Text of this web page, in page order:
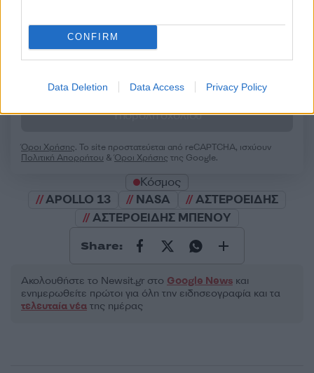
CONFIRM
Data Deletion Data Access Privacy Policy
2000 /2000
Υποβολή σχολίου
Όροι Χρήσης. Το site προστατεύεται από reCAPTCHA, ισχύουν
Πολιτική Απορρήτου &Όροι Χρήσης της Google.
Κόσμος
APOLLO 13
NASA
ΑΣΤΕΡΟΕΙΔΗΣ
ΑΣΤΕΡΟΕΙΔΗΣ ΜΠΕΝΟΥ
Share:
Ακολουθήστε το Νewsit.gr στο Google News και
ενημερωθείτε πρώτοι για όλη την ειδησεογραφία και τα
τελευταία νέα της ημέρας